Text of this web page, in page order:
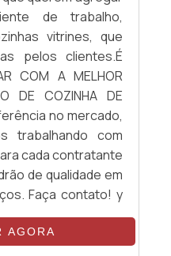
de trabalho,
vitrines, que
pelos clientes.É
COM A MELHOR
DE COZINHA DE
no mercado,
trabalhando com
cada contratante
de qualidade em
Faça contato! y
AGORA